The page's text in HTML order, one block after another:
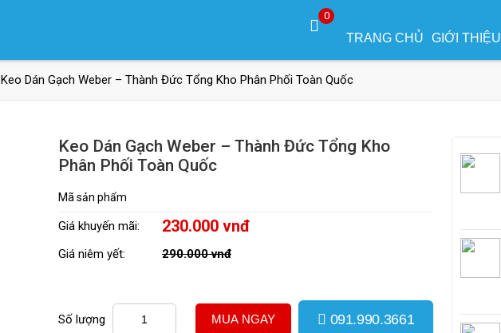
TRANG CHỦ GIỚI THIỆU
0
Keo Dán Gạch Weber – Thành Đức Tổng Kho Phân Phối Toàn Quốc
Keo Dán Gạch Weber – Thành Đức Tổng Kho
Phân Phối Toàn Quốc
Mã sản phẩm
Giá khuyến mãi: 230.000 vnđ
Giá niêm yết: 290.000 vnđ
Số lượng MUA NGAY 091.990.3661